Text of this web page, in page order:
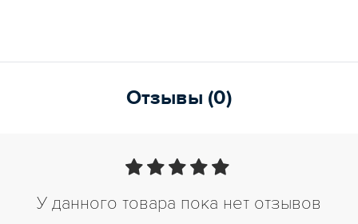
Отзывы (0)
У данного товара пока нет отзывов